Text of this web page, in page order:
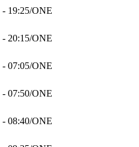
- 19:25/ONE
- 20:15/ONE
- 07:05/ONE
- 07:50/ONE
- 08:40/ONE